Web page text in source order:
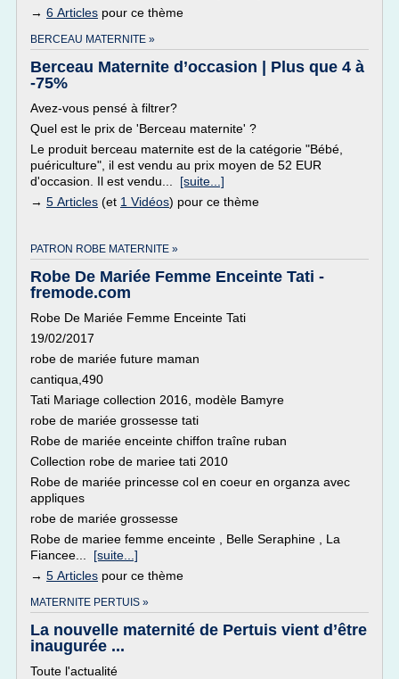
→ 6 Articles pour ce thème
BERCEAU MATERNITE »
Berceau Maternite d’occasion | Plus que 4 à
-75%
Avez-vous pensé à filtrer?
Quel est le prix de 'Berceau maternite' ?
Le produit berceau maternite est de la catégorie "Bébé,
puériculture", il est vendu au prix moyen de 52 EUR
d'occasion. Il est vendu... [suite...]
→ 5 Articles (et 1 Vidéos) pour ce thème
PATRON ROBE MATERNITE »
Robe De Mariée Femme Enceinte Tati -
fremode.com
Robe De Mariée Femme Enceinte Tati
19/02/2017
robe de mariée future maman
cantiqua,490
Tati Mariage collection 2016, modèle Bamyre
robe de mariée grossesse tati
Robe de mariée enceinte chiffon traîne ruban
Collection robe de mariee tati 2010
Robe de mariée princesse col en coeur en organza avec
appliques
robe de mariée grossesse
Robe de mariee femme enceinte , Belle Seraphine , La
Fiancee... [suite...]
→ 5 Articles pour ce thème
MATERNITE PERTUIS »
La nouvelle maternité de Pertuis vient d’être
inaugurée ...
Toute l'actualité